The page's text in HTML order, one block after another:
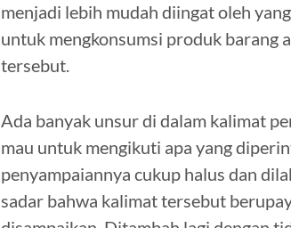
menjadi lebih mudah diingat oleh
untuk mengkonsumsi produk barang
tersebut.
Ada banyak unsur di dalam kalimat
mau untuk mengikuti apa yang
penyampaiannya cukup halus dan
sadar bahwa kalimat tersebut